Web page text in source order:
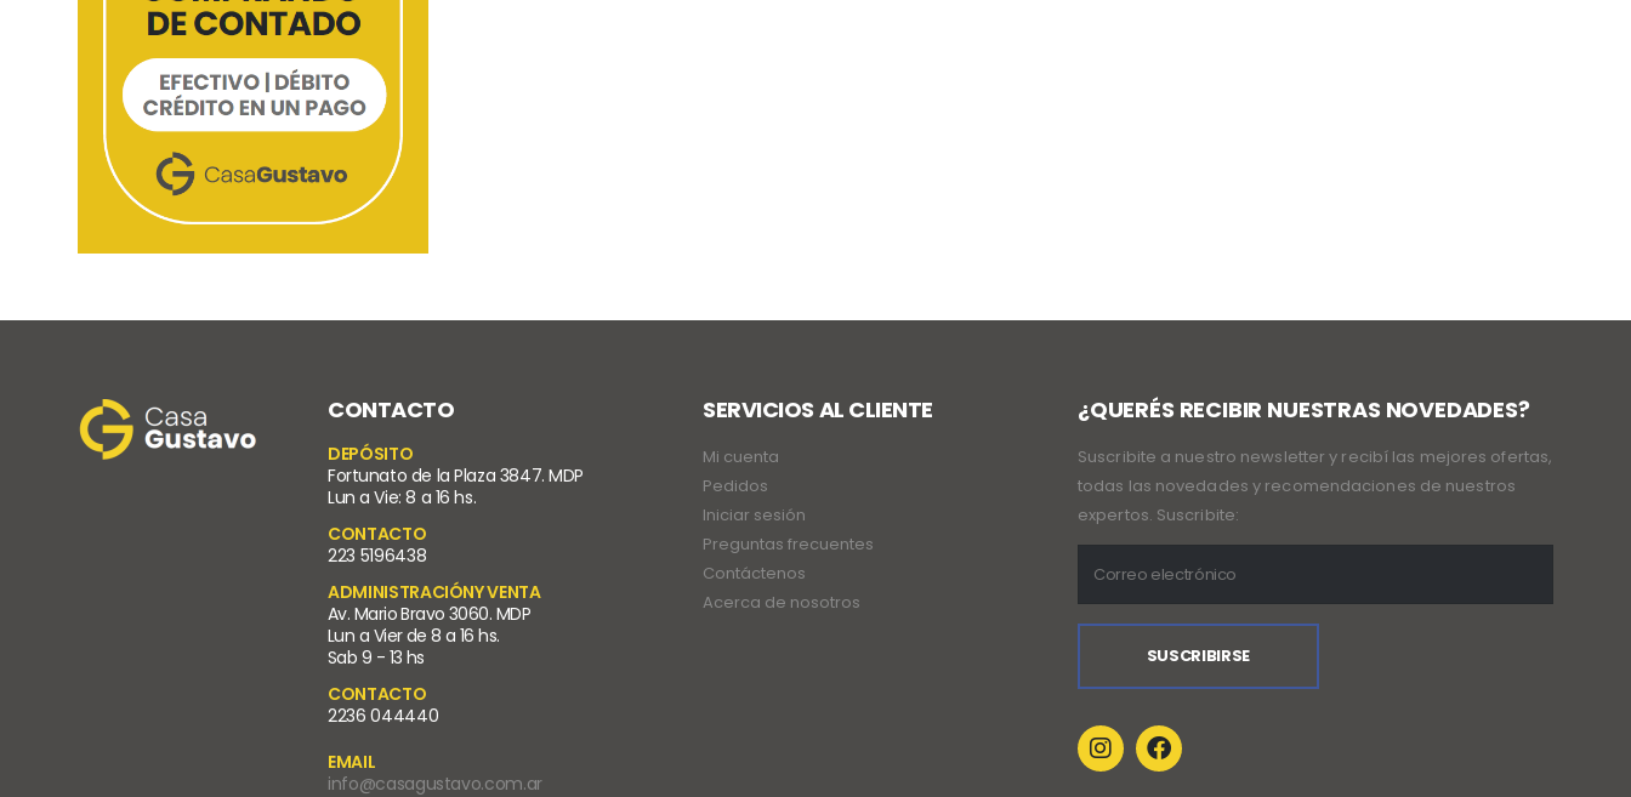
CONTACTO
DEPÓSITO
Fortunato de la Plaza 3847. MDP
Lun a Vie: 8 a 16 hs.
CONTACTO
223 5196438
ADMINISTRACIÓNY VENTA
Av. Mario Bravo 3060. MDP
Lun a Vier de 8 a 16 hs.
Sab 9 - 13 hs
CONTACTO
2236 044440
EMAIL
info@casagustavo.com.ar
SERVICIOS AL CLIENTE
Mi cuenta
Pedidos
Iniciar sesión
Preguntas frecuentes
Contáctenos
Acerca de nosotros
¿QUERÉS RECIBIR NUESTRAS NOVEDADES?
Suscribite a nuestro newsletter y recibí las mejores ofertas,
todas las novedades y recomendaciones de nuestros
expertos. Suscribite: